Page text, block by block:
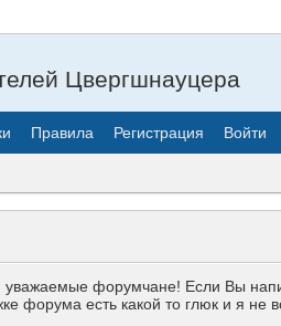
Цвергшнауцера
Правила Регистрация Войти
уважаемые форумчане! Если Вы
форума есть какой то глюк и я не